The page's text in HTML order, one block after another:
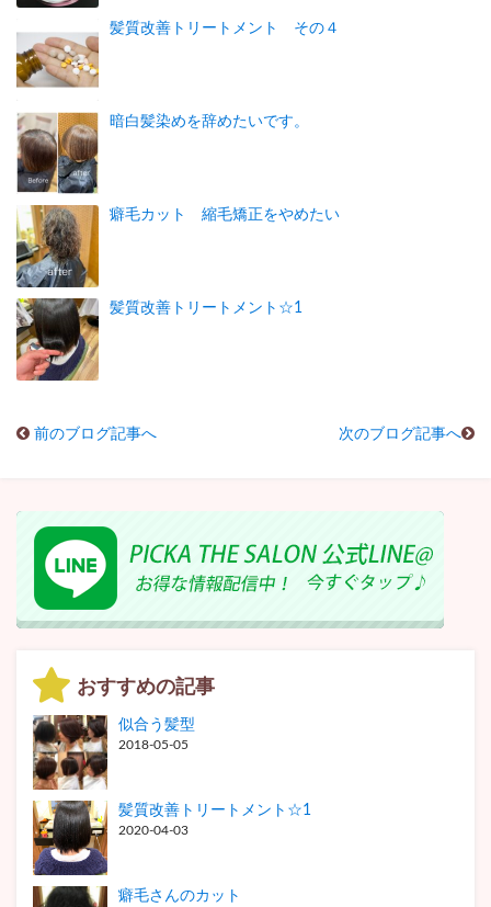
髪質改善トリートメント その４
暗白髪染めを辞めたいです。
癖毛カット 縮毛矯正をやめたい
髪質改善トリートメント☆1
前のブログ記事へ 次のブログ記事へ
おすすめの記事
似合う髪型
2018-05-05
髪質改善トリートメント☆1
2020-04-03
癖毛さんのカット